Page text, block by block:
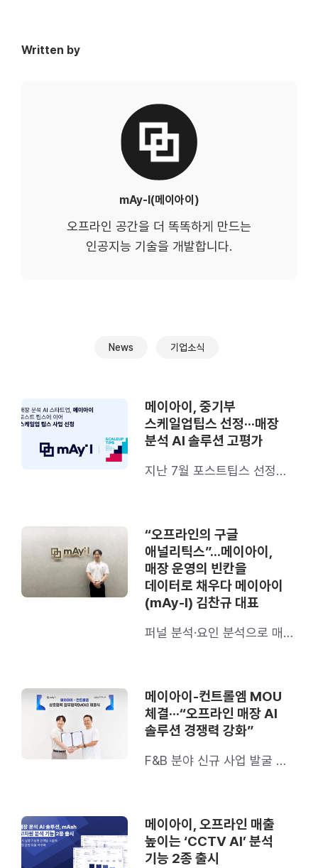
Written by
mAy-I(메이아이)
오프라인 공간을 더 똑똑하게 만드는
인공지능 기술을 개발합니다.
News 기업소식
메이아이, 중기부
스케일업팁스 선정···매장
분석 AI 솔루션 고평가
지난 7월 포스트팁스 선정에
“오프라인의 구글
애널리틱스”…메이아이,
매장 운영의 빈칸을
데이터로 채우다 메이아이
(mAy-I) 김찬규 대표
퍼널 분석·요인 분석으로 매출
메이아이-컨트롤엠 MOU
체결···“오프라인 매장 AI
솔루션 경쟁력 강화”
F&B 분야 신규 사업 발굴 및
메이아이, 오프라인 매출
높이는 ‘CCTV AI’ 분석
기능 2종 출시